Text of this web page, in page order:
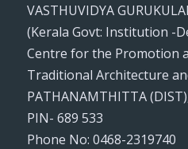
VASTHUVIDYA
(Kerala Govt: Institution -
Centre for the Promotion
Traditional Architecture
PATHANAMTHITTA
PIN- 689 533
Phone No: 0468-2319740